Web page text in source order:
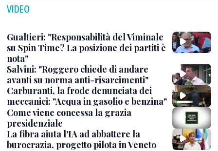
VIDEO
Gualtieri: "Responsabilità del Viminale
su Spin Time? La posizione dei partiti è
nota"
Salvini: "Roggero chiede di andare
avanti su norma anti-risarcimenti"
Carburanti, la frode denunciata dei
meccanici: "Acqua in gasolio e benzina"
Come viene concessa la grazia
presidenziale
La fibra aiuta l'IA ad abbattere la
burocrazia, progetto pilota in Veneto